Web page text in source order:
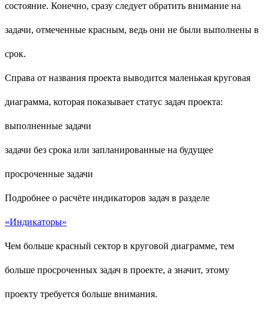
состояние. Конечно, сразу следует обратить внимание на
задачи, отмеченные красным, ведь они не были выполнены в
срок.
Справа от названия проекта выводится маленькая круговая
диаграмма, которая показывает статус задач проекта:
выполненные задачи
задачи без срока или запланированные на будущее
просроченные задачи
Подробнее о расчёте индикаторов задач в разделе
«Индикаторы»
Чем больше красный сектор в круговой диаграмме, тем
больше просроченных задач в проекте, а значит, этому
проекту требуется больше внимания.